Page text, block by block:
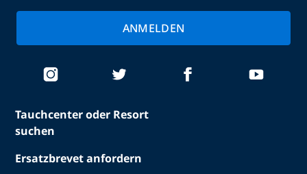
Tauchcenter oder Resort
suchen
Ersatzbrevet anfordern
ANMELDEN